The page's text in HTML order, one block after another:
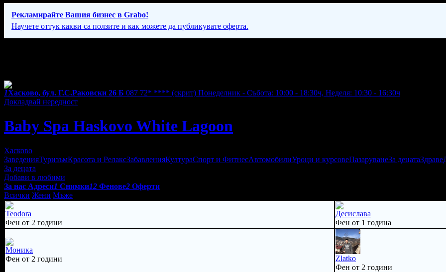
Рекламирайте Вашия бизнес в Grabo!
Научете оттук какви са ползите и как можете да публикувате оферта.
1Хасково, бул. Г.С.Раковски 26 Б 087 72* **** (скрит) Понеделник - Събота: 10:00 - 18:30ч, Неделя: 10:30 - 16:30ч
Докладвай нередност
Baby Spa Haskovo White Lagoon
Хасково
ЗаведенияТуризъмКрасота и РелаксЗабавленияКултураСпорт и ФитнесАвтомобилиУроци и курсовеПазаруванеЗа децатаЗдраве
За децата
Добави в любими
За нас Адреси1 Снимки12 Фенове2 Оферти
Всички Жени Мъже
Teodora
Фен от 2 години
Десислава
Фен от 1 година
Моника
Фен от 2 години
Zlatko
Фен от 2 години